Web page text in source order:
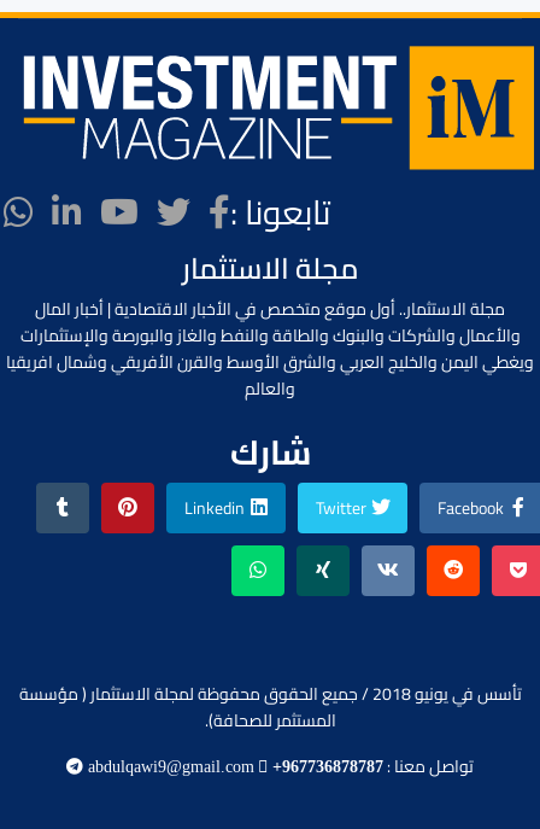
تابعونا :
مجلة الاستثمار
مجلة الاستثمار.. أول موقع متخصص في الأخبار الاقتصادية | أخبار المال
والأعمال والشركات والبنوك والطاقة والنفط والغاز والبورصة والإستثمارات
ويغطي اليمن والخليج العربي والشرق الأوسط والقرن الأفريقي وشمال افريقيا
والعالم
شارك
Facebook
Twitter
Linkedin
تأسس في يونيو 2018 / جميع الحقوق محفوظة لمجلة الاستثمار ( مؤسسة
المستثمر للصحافة).
تواصل معنا : +967736878787
abdulqawi9@gmail.com